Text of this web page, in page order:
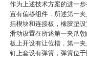
作为上述技术方案的进一
置有偏移组件，所述第一
括楔块和连接板，橡胶垫
滑动设置在所述第一夹爪
板上开设有让位槽，第一
钉上套设有弹簧，弹簧位